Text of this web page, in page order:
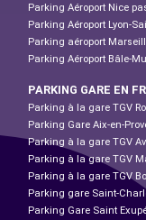
Parking Aéroport Nice
Parking Aéroport Lyon-
Parking aéroport
Parking Aéroport Bâle-
PARKING GARE EN
Parking à la gare TGV
Parking Gare Aix-en-
Parking à la gare TGV
Parking à la gare TGV
Parking à la gare TGV
Parking gare Saint-
Parking Gare Saint